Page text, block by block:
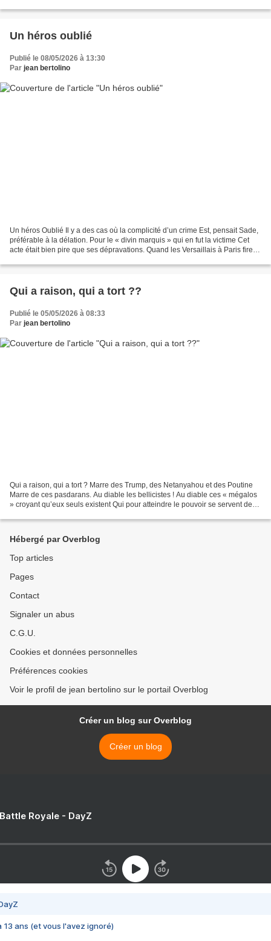
Un héros oublié
Publié le 08/05/2026 à 13:30
Par jean bertolino
Un héros Oublié Il y a des cas où la complicité d’un crime Est, pensait Sade,
préférable à la délation. Pour le « divin marquis » qui en fut la victime Cet
acte était bien pire que ses dépravations. Quand les Versaillais à Paris firent
Qui a raison, qui a tort ??
Publié le 05/05/2026 à 08:33
Par jean bertolino
Qui a raison, qui a tort ? Marre des Trump, des Netanyahou et des Poutine
Marre de ces pasdarans. Au diable les bellicistes ! Au diable ces « mégalos
» croyant qu’eux seuls existent Qui pour atteindre le pouvoir se servent de
Hébergé par Overblog
Top articles
Pages
Contact
Signaler un abus
C.G.U.
Cookies et données personnelles
Préférences cookies
Voir le profil de jean bertolino sur le portail Overblog
Créer un blog sur Overblog
Créer un blog
Royale - DayZ
13 ans (et vous l'avez ignoré)